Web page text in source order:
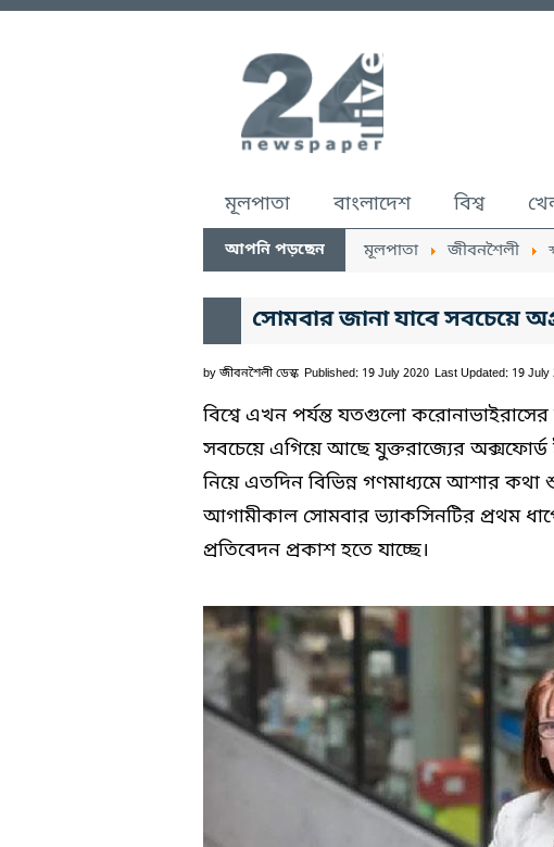
মূলপাতা বাংলাদেশ বিশ্ব
আপনি পড়ছেন মূলপাতা জীবনশৈলী
সোমবার জানা যাবে সবচেয়ে
by জীবনশৈলী ডেস্ক Published: 19 July 2020 Last Updated: 19 July
বিশ্বে এখন পর্যন্ত যতগুলো
সবচেয়ে এগিয়ে আছে যুক্তরাজ্যের অক্সফোর্ড
নিয়ে এতদিন বিভিন্ন গণমাধ্যমে আশার
আগামীকাল সোমবার ভ্যাকসিনটির প্রথম
প্রতিবেদন প্রকাশ হতে যাচ্ছে।